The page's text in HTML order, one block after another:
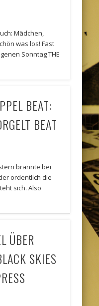
Mädchen,
was los! Fast
Sonntag THE
BEAT:
BEAT
brannte bei
ordentlich die
sich. Also
ÜBER
SKIES